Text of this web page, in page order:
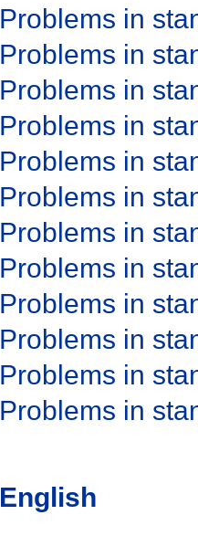
Problems in
Problems in
Problems in
Problems in
Problems in
Problems in
Problems in
Problems in
Problems in
Problems in
Problems in
Problems in
English